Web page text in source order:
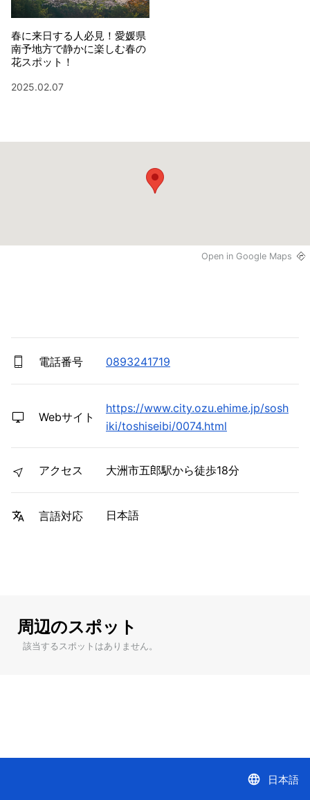
春に来日する人必見！愛媛県
南予地方で静かに楽しむ春の
花スポット！
2025.02.07
Open in Google Maps
電話番号 0893241719
Webサイト
https://www.city.ozu.ehime.jp/sosh
iki/toshiseibi/0074.html
アクセス 大洲市五郎駅から徒歩18分
言語対応 日本語
周辺のスポット
該当するスポットはありません。
language 日本語